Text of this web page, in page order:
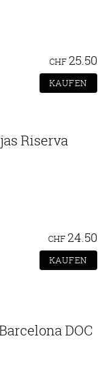
CHF 25.50
Riserva
CHF 24.50
DOC